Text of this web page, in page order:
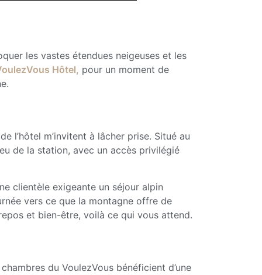
les vastes étendues neigeuses et les
Hôtel, pour un moment de
l’hôtel m’invitent à lâcher prise. Situé au
de la station, avec un accès privilégié
clientèle exigeante un séjour alpin
vers ce que la montagne offre de
et bien-être, voilà ce qui vous attend.
du VoulezVous bénéficient d’une